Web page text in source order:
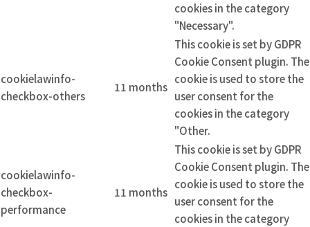
cookies in the category
"Necessary".
cookielawinfo-
checkbox-others
11 months
This cookie is set by GDPR
Cookie Consent plugin. The
cookie is used to store the
user consent for the
cookies in the category
"Other.
cookielawinfo-
checkbox-
performance
11 months
This cookie is set by GDPR
Cookie Consent plugin. The
cookie is used to store the
user consent for the
cookies in the category